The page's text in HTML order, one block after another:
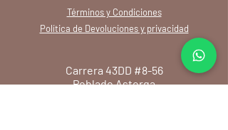
Términos y Condiciones
Política de Devoluciones y privacidad
Carrera 43DD #8-56
Poblado Astorga